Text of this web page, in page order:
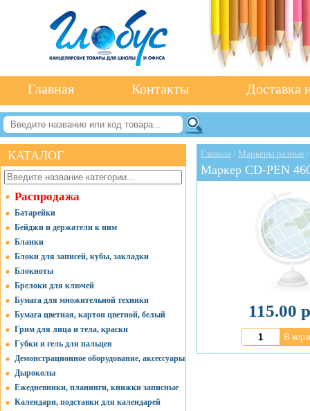
Главная Контакты Доставка
КАТАЛОГ
Распродажа
Батарейки
Бейджи и держатели к ним
Бланки
Блоки для записей, кубы, закладки
Блокноты
Брелоки для ключей
Бумага для множительной техники
Бумага цветная, картон цветной, белый
Грим для лица и тела, краски
Губки и гель для пальцев
Демонстрационное оборудование, аксессуары
Дыроколы
Ежедневники, планинги, книжки записные
Календари, подставки для календарей
Главная / Маркеры разные
Маркер CD-PEN
115.00
В